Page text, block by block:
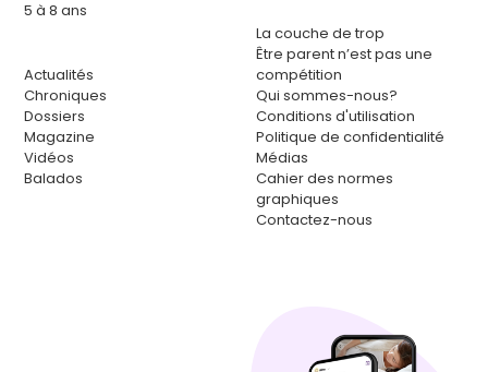
5 à 8 ans
Actualités
Chroniques
Dossiers
Magazine
Vidéos
Balados
La couche de trop
Être parent n’est pas une
compétition
Qui sommes-nous?
Conditions d'utilisation
Politique de confidentialité
Médias
Cahier des normes
graphiques
Contactez-nous